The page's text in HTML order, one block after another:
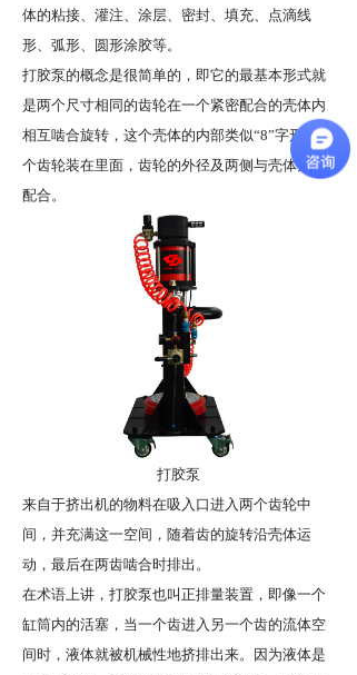
体的粘接、灌注、涂层、密封、填充、点滴线
形、弧形、圆形涂胶等。
打胶泵的概念是很简单的，即它的最基本形式就
是两个尺寸相同的齿轮在一个紧密配合的壳体内
相互啮合旋转，这个壳体的内部类似“8”字形，两
个齿轮装在里面，齿轮的外径及两侧与壳体紧密
配合。
打胶泵
来自于挤出机的物料在吸入口进入两个齿轮中
间，并充满这一空间，随着齿的旋转沿壳体运
动，最后在两齿啮合时排出。
在术语上讲，打胶泵也叫正排量装置，即像一个
缸筒内的活塞，当一个齿进入另一个齿的流体空
间时，液体就被机械性地挤排出来。因为液体是